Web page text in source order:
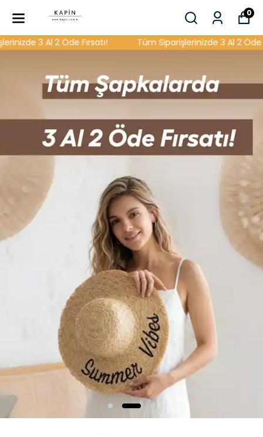
0
3 Al 2 Öde Fırsatı! Tüm Siparişlerinizde 3 Al 2 Öde